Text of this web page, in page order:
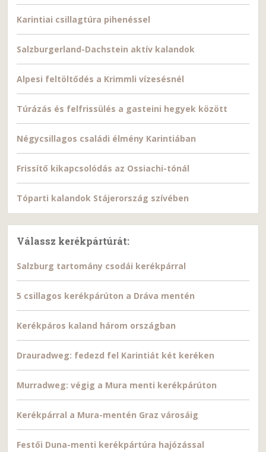
Karintiai csillagtúra pihenéssel
Salzburgerland-Dachstein aktív kalandok
Alpesi feltöltődés a Krimmli vízesésnél
Túrázás és felfrissülés a gasteini hegyek között
Négycsillagos családi élmény Karintiában
Frissítő kikapcsolódás az Ossiachi-tónál
Tóparti kalandok Stájerország szívében
Válassz kerékpártúrát:
Salzburg tartomány csodái kerékpárral
5 csillagos kerékpárúton a Dráva mentén
Kerékpáros kaland három országban
Drauradweg: fedezd fel Karintiát két keréken
Murradweg: végig a Mura menti kerékpárúton
Kerékpárral a Mura-mentén Graz városáig
Festői Duna-menti kerékpártúra hajózással